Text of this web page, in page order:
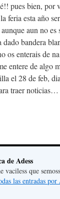
pues bien, por
feria esta año
aun no es
bandera
os enterais de
entere de algo
el 28 de feb,
traer
de Adess
vaciless que
las entradas por